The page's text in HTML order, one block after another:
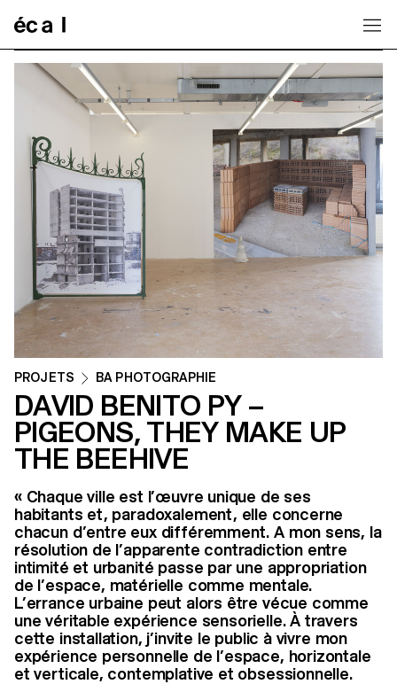
PROJETS BA PHOTOGRAPHIE
DAVID BENITO PY –
PIGEONS, THEY MAKE UP
THE BEEHIVE
« Chaque ville est l’œuvre unique de ses
habitants et, paradoxalement, elle concerne
chacun d’entre eux différemment. A mon sens, la
résolution de l’apparente contradiction entre
intimité et urbanité passe par une appropriation
de l’espace, matérielle comme mentale.
L’errance urbaine peut alors être vécue comme
une véritable expérience sensorielle. À travers
cette installation, j’invite le public à vivre mon
expérience personnelle de l’espace, horizontale
et verticale, contemplative et obsessionnelle.